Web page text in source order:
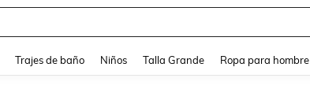
Trajes de baño Niños Talla Grande Ropa para hombre